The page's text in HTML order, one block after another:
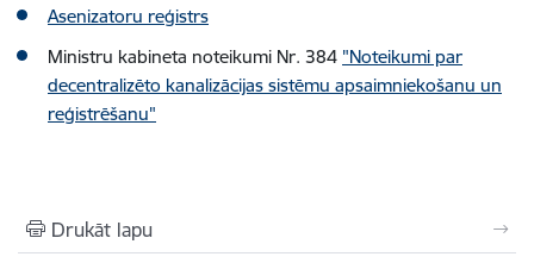
Asenizatoru reģistrs
Ministru kabineta noteikumi Nr. 384 "Noteikumi par
decentralizēto kanalizācijas sistēmu apsaimniekošanu un
reģistrēšanu"
Drukāt lapu